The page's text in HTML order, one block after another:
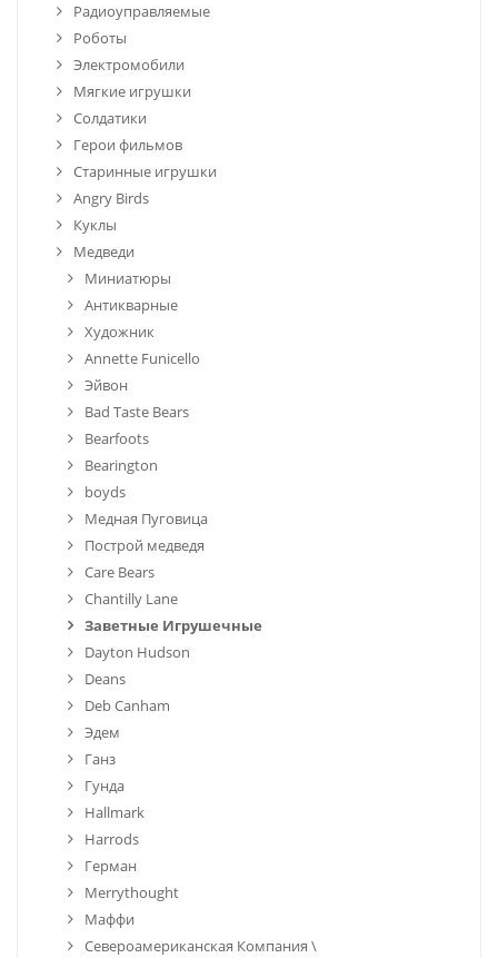
Радиоуправляемые
Роботы
Электромобили
Мягкие игрушки
Солдатики
Герои фильмов
Старинные игрушки
Angry Birds
Куклы
Медведи
Миниатюры
Антикварные
Художник
Annette Funicello
Эйвон
Bad Taste Bears
Bearfoots
Bearington
boyds
Медная Пуговица
Построй медведя
Care Bears
Chantilly Lane
Заветные Игрушечные
Dayton Hudson
Deans
Deb Canham
Эдем
Ганз
Гунда
Hallmark
Harrods
Герман
Merrythought
Маффи
Североамериканская Компания \